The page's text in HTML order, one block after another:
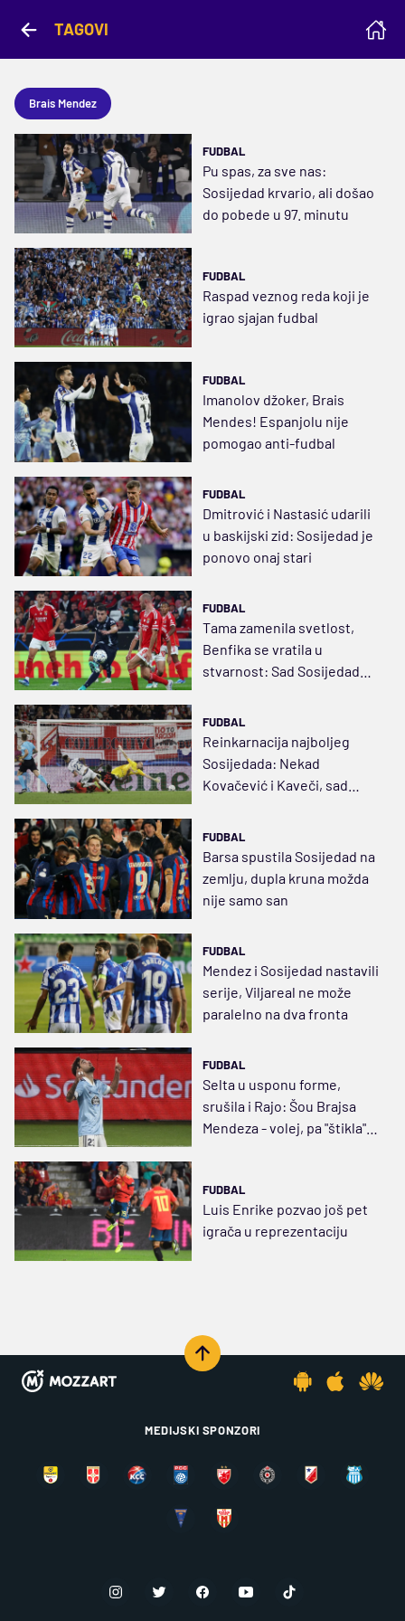
TAGOVI
Brais Mendez
FUDBAL
Pu spas, za sve nas:
Sosijedad krvario, ali došao
do pobede u 97. minutu
FUDBAL
Raspad veznog reda koji je
igrao sjajan fudbal
FUDBAL
Imanolov džoker, Brais
Mendes! Espanjolu nije
pomogao anti-fudbal
FUDBAL
Dmitrović i Nastasić udarili
u baskijski zid: Sosijedad je
ponovo onaj stari
FUDBAL
Tama zamenila svetlost,
Benfika se vratila u
stvarnost: Sad Sosijedad
giganta (VIDEO)
FUDBAL
Reinkarnacija najboljeg
Sosijedada: Nekad
Kovačević i Kaveči, sad
FUDBAL
Barsa spustila Sosijedad na
zemlju, dupla kruna možda
nije samo san
FUDBAL
Mendez i Sosijedad nastavili
serije, Viljareal ne može
paralelno na dva fronta
FUDBAL
Selta u usponu forme,
srušila i Rajo: Šou Brajsa
Mendeza - volej, pa "štikla"
FUDBAL
Luis Enrike pozvao još pet
igrača u reprezentaciju
MEDIJSKI SPONZORI